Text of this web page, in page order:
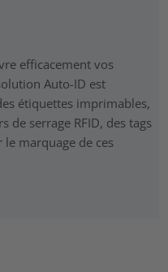
efficacement vos
Auto-ID est
étiquettes imprimables,
de serrage RFID, des tags
marquage de ces